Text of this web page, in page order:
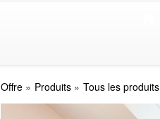
Offre Produits Tous les produits